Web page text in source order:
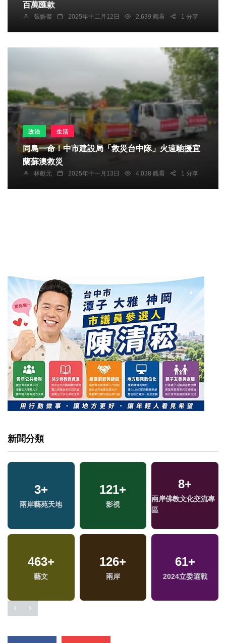
百萬匯款
張皓傑 2025年十二月12日 2,639 觀看 1 分享
政治 生活
同島一命！中市建設局「救災台中隊」火速馳援宜
蘭蘇澳救災
林獻元 2025年十一月13日 4,038 觀看 1 分享
新聞分類
3+
兩岸藝苑天地
121+
影視
8+
兩岸佛教文化交流專
區
463+
藝文
126+
兩岸
61+
2024立委選戰